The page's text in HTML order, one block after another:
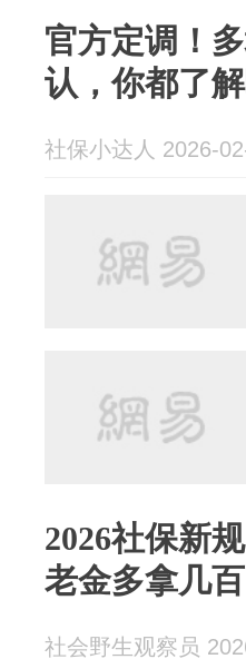
官方定调！
认，你都了
社保小达人 2026-
2026社保新
老金多拿几百
社会野生观察员